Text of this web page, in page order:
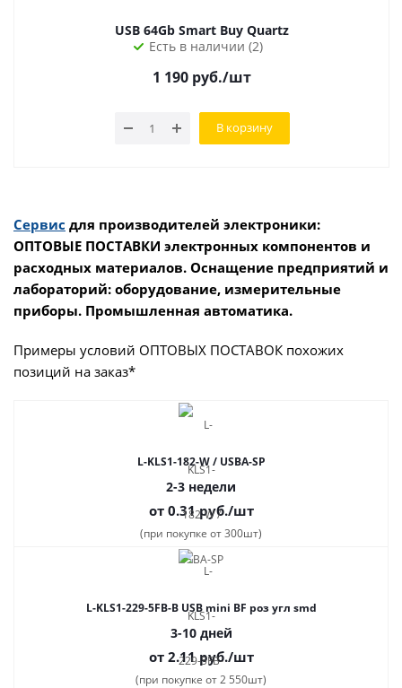
USB 64Gb Smart Buy Quartz
Есть в наличии (2)
1 190 руб./шт
В корзину
Сервис для производителей электроники:
ОПТОВЫЕ ПОСТАВКИ электронных компонентов и
расходных материалов. Оснащение предприятий и
лабораторий: оборудование, измерительные
приборы. Промышленная автоматика.
Примеры условий ОПТОВЫХ ПОСТАВОК похожих
позиций на заказ*
L-KLS1-182-W / USBA-SP
2-3 недели
от 0.31 руб./шт
(при покупке от 300шт)
L-KLS1-229-5FB-B USB mini BF роз угл smd
3-10 дней
от 2.11 руб./шт
(при покупке от 2 550шт)